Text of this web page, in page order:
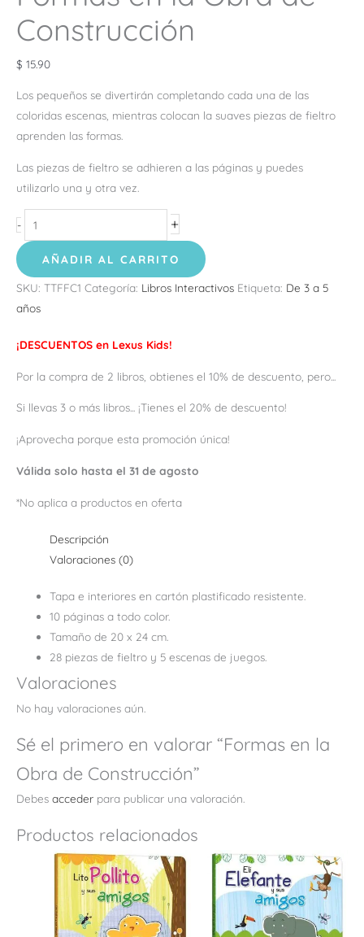
Construcción
$ 15.90
Los pequeños se divertirán completando cada una de las
coloridas escenas, mientras colocan la suaves piezas de fieltro
aprenden las formas.
Las piezas de fieltro se adhieren a las páginas y puedes
utilizarlo una y otra vez.
- +
AÑADIR AL CARRITO
SKU: TTFFC1 Categoría: Libros Interactivos Etiqueta: De 3 a 5
años
¡DESCUENTOS en Lexus Kids!
Por la compra de 2 libros, obtienes el 10% de descuento, pero...
Si llevas 3 o más libros... ¡Tienes el 20% de descuento!
¡Aprovecha porque esta promoción única!
Válida solo hasta el 31 de agosto
*No aplica a productos en oferta
Descripción
Valoraciones (0)
Tapa e interiores en cartón plastificado resistente.
10 páginas a todo color.
Tamaño de 20 x 24 cm.
28 piezas de fieltro y 5 escenas de juegos.
Valoraciones
No hay valoraciones aún.
Sé el primero en valorar “Formas en la
Obra de Construcción”
Debes acceder para publicar una valoración.
Productos relacionados